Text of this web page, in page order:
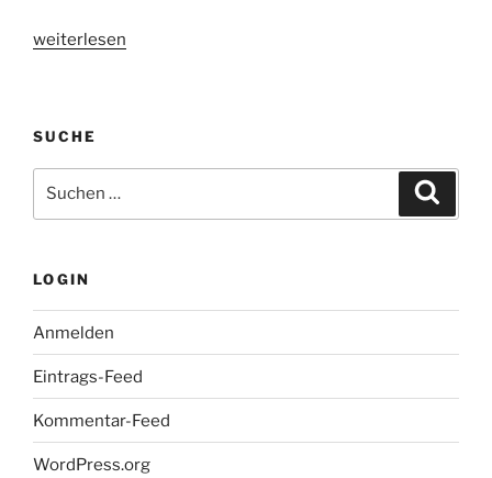
„Hörspieltipp:
8
Teilen
von
Luther
26.03
05.04.2018,
WDR
3“
weiterlesen
SUCHE
nach:
LOGIN
Anmelden
Eintrags-Feed
Kommentar-Feed
WordPress.org